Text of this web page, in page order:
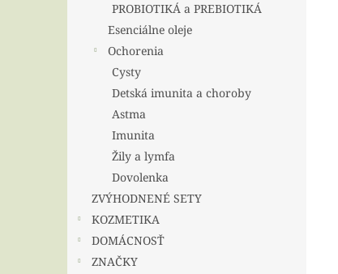
PROBIOTIKÁ a PREBIOTIKÁ
Esenciálne oleje
Ochorenia
Cysty
Detská imunita a choroby
Astma
Imunita
Žily a lymfa
Dovolenka
ZVÝHODNENÉ SETY
KOZMETIKA
DOMÁCNOSŤ
ZNAČKY